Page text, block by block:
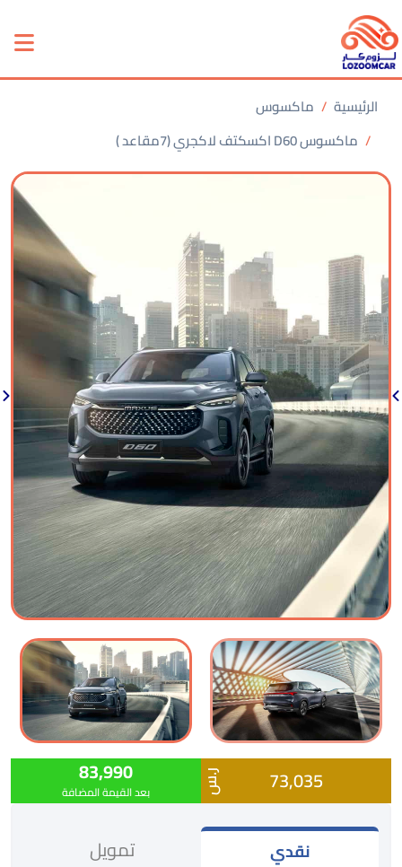
الرئيسية
ماكسوس
ماكسوس D60 اكسكتف لاكجري (7مقاعد )
73,035 ر.س 83,990
بعد القيمة المضافة
نقدي تمويل